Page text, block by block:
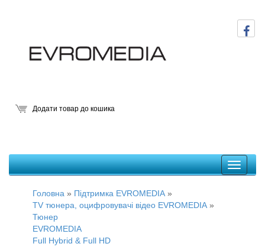
Додати товар до кошика
Головна » Підтримка EVROMEDIA »
TV тюнера, оцифровувачі відео EVROMEDIA »
Тюнер
EVROMEDIA
Full Hybrid & Full HD